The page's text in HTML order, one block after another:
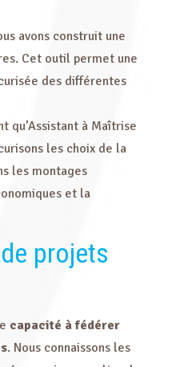
avons construit une
Cet outil permet une
des différentes
qu’Assistant à Maîtrise
les choix de la
les montages
et la
projets
capacité à fédérer
. Nous connaissons les